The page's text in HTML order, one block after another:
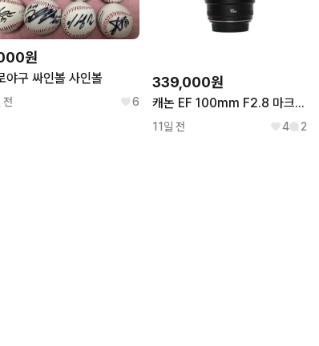
원
야구 싸인볼 사인볼
전 6
339,000원
캐논 EF 100mm F2.8 마크로렌즈 USM (0316)
11일 전 4 2